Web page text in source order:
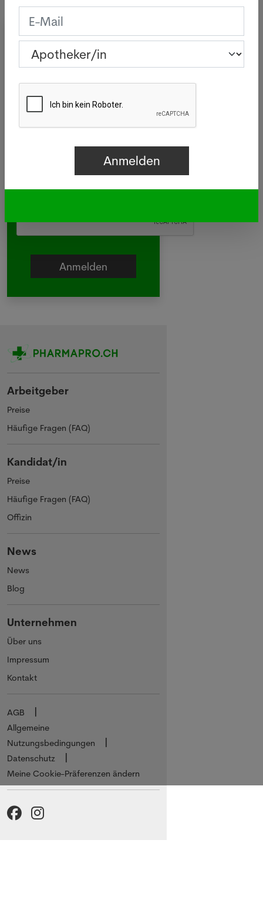
Newsletter
Apotheker/in
Pharma-Assistent/in
Aussendienst
Arbeitgeber
Preise
Häufige Fragen (FAQ)
Kandidat/in
Preise
Häufige Fragen (FAQ)
Offizin
News
News
Blog
Unternehmen
Über uns
Impressum
Kontakt
AGB
Allgemeine
Nutzungsbedingungen
Datenschutz
Meine Cookie-Präferenzen ändern